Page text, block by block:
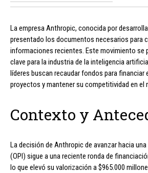
La empresa Anthropic, conocida por
presentado los documentos necesarios para
informaciones recientes. Este movimiento se
clave para la industria de la inteligencia
líderes buscan recaudar fondos para financiar
proyectos y mantener su competitividad en el
Contexto y
La decisión de Anthropic de avanzar hacia
(OPI) sigue a una reciente ronda de
lo que elevó su valorización a $965.000